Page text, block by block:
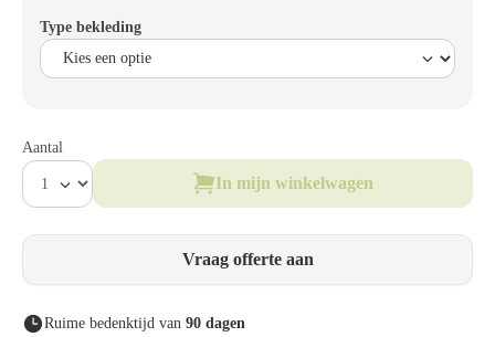
Type bekleding
Aantal
In mijn winkelwagen
Vraag offerte aan
Ruime bedenktijd van 90 dagen